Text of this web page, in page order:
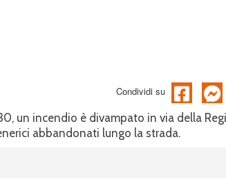
Condividi su
un incendio è divampato in via della
abbandonati lungo la strada.